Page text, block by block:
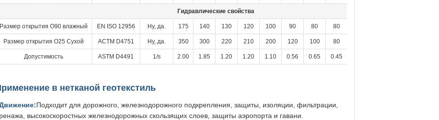
Гидравлические свойства
Размер открытия O90 влажный EN ISO 12956 Ну, да. 175 140 130 120 100 90 80 80
Размер открытия O25 Сухой АСТМ D4751 Ну, да. 350 300 220 210 200 120 100 80
Допустимость ASTM D4491 1/s 2.00 1.85 1.20 1.20 1.10 0.56 0.65 0.45
в нетканой геотекстиль
Подходит для дорожного, железнодорожного подкрепления, защиты, изоляции, фильтрации,
высокоскоростных железнодорожных скользящих слоев, защиты аэропорта и гавани.